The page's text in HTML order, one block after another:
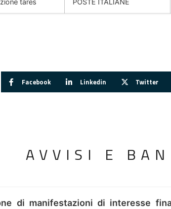
tares POSTE ITALIANE
Facebook Linkedin Twitter
AVVISI E
di manifestazioni di interesse